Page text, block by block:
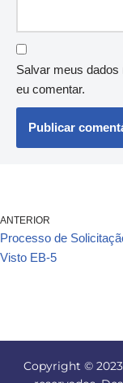
Salvar meus
eu comentar.
ANTERIOR
Processo de
Visto EB-5
Copyright ©